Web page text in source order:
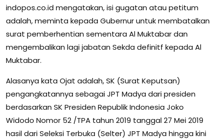
indopos.co.id mengatakan, isi gugatan atau petitum
adalah, meminta kepada Gubernur untuk membatalkan
surat pemberhentian sementara Al Muktabar dan
mengembalikan lagi jabatan Sekda definitf kepada Al
Muktabar.
Alasanya kata Ojat adalah, SK (Surat Keputsan)
pengangkatannya sebagai JPT Madya dari presiden
berdasarkan SK Presiden Republik Indonesia Joko
Widodo Nomor 52 /TPA tahun 2019 tanggal 27 Mei 2019
hasil dari Seleksi Terbuka (Selter) JPT Madya hingga kini